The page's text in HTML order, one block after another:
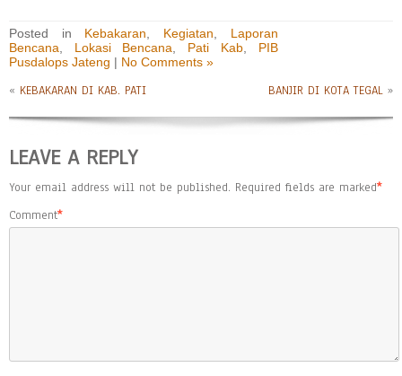
Posted in Kebakaran Kegiatan
Laporan
Bencana
Lokasi Bencana Pati Kab, PIB
Pusdalops Jateng | No Comments »
« KEBAKARAN DI KAB. PATI BANJIR DI KOTA TEGAL »
LEAVE A REPLY
Your email address will not be published. Required fields are marked*
Comment*